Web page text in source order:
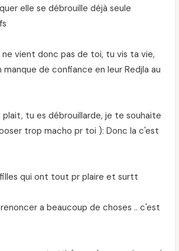
elle se débrouille déjà seule
vient donc pas de toi, tu vis ta vie,
de confiance en leur Redjla au
tu es débrouillarde, je te souhaite
trop macho pr toi ): Donc la c'est
qui ont tout pr plaire et surtt
a beaucoup de choses .. c'est